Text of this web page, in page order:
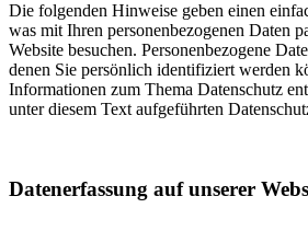
Die folgenden Hinweise geben einen
was mit Ihren personenbezogenen Daten
Website besuchen. Personenbezogene
denen Sie persönlich identifiziert werden
Informationen zum Thema Datenschutz
unter diesem Text aufgeführten
Datenerfassung auf unserer